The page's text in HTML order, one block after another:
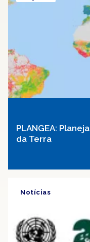
PLANGEA:
da Terra
Notícias